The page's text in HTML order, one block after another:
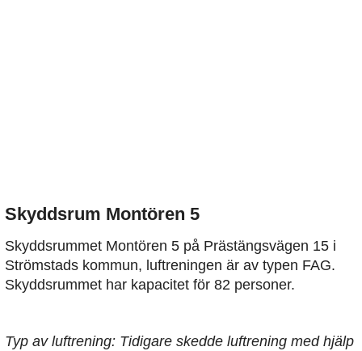
Skyddsrum Montören 5
Skyddsrummet Montören 5 på Prästängsvägen 15 i
Strömstads kommun, luftreningen är av typen FAG.
Skyddsrummet har kapacitet för 82 personer.
Typ av luftrening: Tidigare skedde luftrening med hjälp